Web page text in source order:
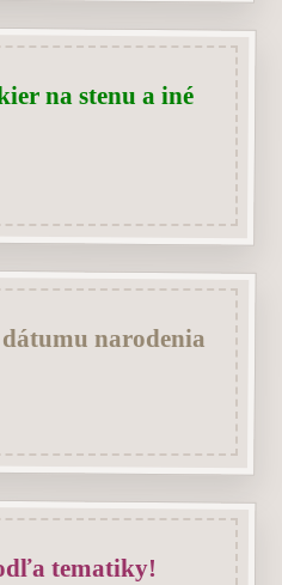
na stenu a iné
narodenia
tematiky!